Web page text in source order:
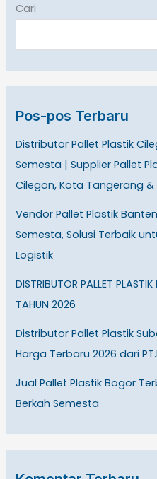
Cari
Pos-pos Terbaru
Distributor Pallet Plastik
Semesta | Supplier Pallet
Cilegon, Kota Tangerang &
Vendor Pallet Plastik
Semesta, Solusi Terbaik
Logistik
DISTRIBUTOR PALLET
TAHUN 2026
Distributor Pallet Plastik
Harga Terbaru 2026 dari
Jual Pallet Plastik Bogor
Berkah Semesta